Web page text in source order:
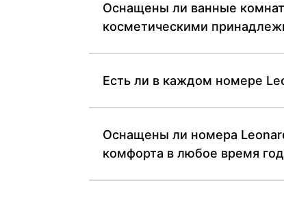
Оснащены ли ванные
косметическими
Есть ли в каждом номере
Оснащены ли номера
комфорта в любое время